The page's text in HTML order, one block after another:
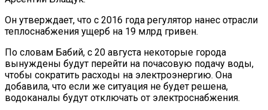
Он утверждает, что с 2016 года регулятор нанес отрасли
теплоснабжения ущерб на 19 млрд гривен.
По словам Бабий, с 20 августа некоторые города
вынуждены будут перейти на почасовую подачу воды,
чтобы сократить расходы на электроэнергию. Она
добавила, что если же ситуация не будет решена,
водоканалы будут отключать от электроснабжения.